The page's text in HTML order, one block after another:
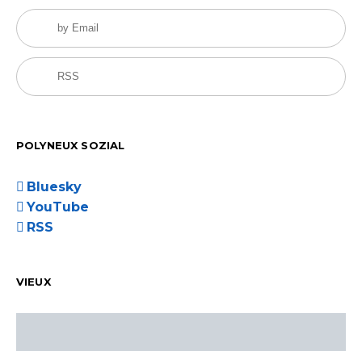
by Email
RSS
POLYNEUX SOZIAL
Bluesky
YouTube
RSS
VIEUX